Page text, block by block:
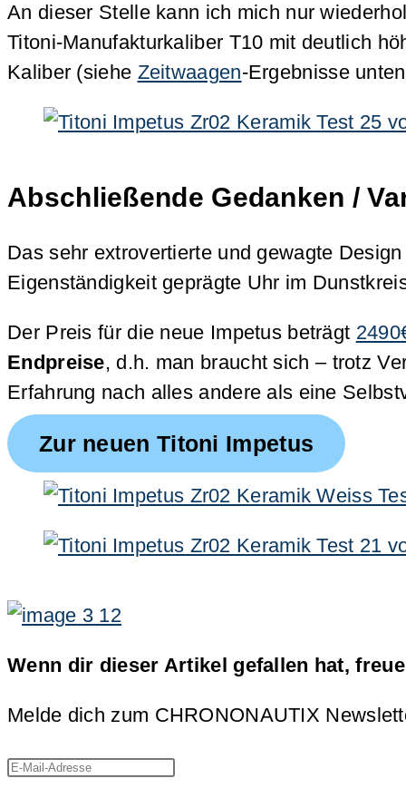
An dieser Stelle kann ich mich nur
Titoni-Manufakturkaliber T10 mit deutlich
Kaliber (siehe Zeitwaagen-Ergebnisse
Abschließende Gedanken /
Das sehr extrovertierte und gewagte
Eigenständigkeit geprägte Uhr im
Der Preis für die neue Impetus beträgt
Endpreise, d.h. man braucht sich – trotz
Erfahrung nach alles andere als eine
Zur neuen Titoni Impetus
Wenn dir dieser Artikel gefallen hat,
Melde dich zum CHRONONAUTIX